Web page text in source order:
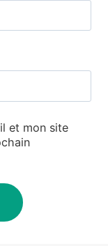
et mon site